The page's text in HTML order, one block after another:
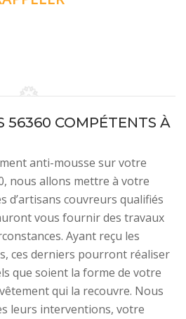
56360 COMPÉTENTS À
anti-mousse sur votre
nous allons mettre à votre
d’artisans couvreurs qualifiés
vous fournir des travaux
Ayant reçu les
ces derniers pourront réaliser
que soient la forme de votre
qui la recouvre. Nous
leurs interventions, votre